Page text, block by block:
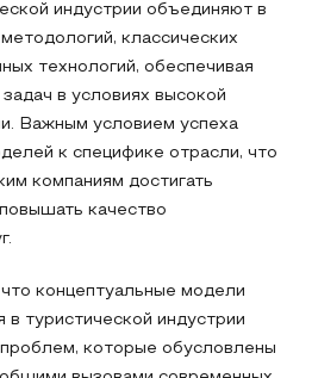
индустрии объединяют в
классических
технологий, обеспечивая
в условиях высокой
Важным условием успеха
к специфике отрасли, что
компаниям достигать
качество
концептуальные модели
в туристической индустрии
которые обусловлены